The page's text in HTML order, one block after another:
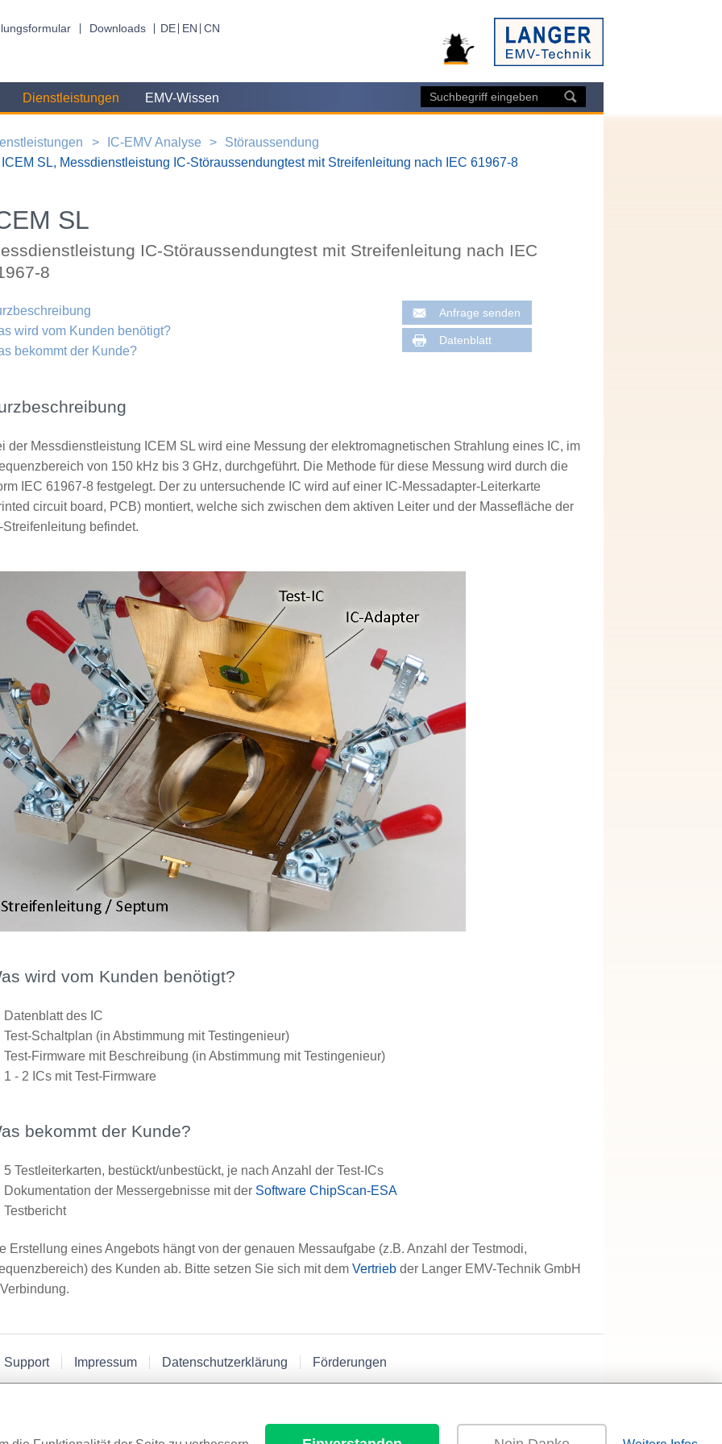
Downloads DE EN CN
Dienstleistungen EMV-Wissen
IC-EMV Analyse
Störaussendung
ICEM SL, Messdienstleistung IC-Störaussendungtest mit Streifenleitung nach IEC 61967-8
SL
IC-Störaussendungtest mit Streifenleitung nach IEC
8
wird vom Kunden benötigt?
bekommt der Kunde?
Anfrage senden
Datenblatt
der Messdienstleistung ICEM SL wird eine Messung der elektromagnetischen Strahlung eines IC, im
von 150 kHz bis 3 GHz, durchgeführt. Die Methode für diese Messung wird durch die
IEC 61967-8 festgelegt. Der zu untersuchende IC wird auf einer IC-Messadapter-Leiterkarte
circuit board, PCB) montiert, welche sich zwischen dem aktiven Leiter und der Massefläche der
Streifenleitung befindet.
wird vom Kunden benötigt?
Datenblatt des IC
Test-Schaltplan (in Abstimmung mit Testingenieur)
Test-Firmware mit Beschreibung (in Abstimmung mit Testingenieur)
1 - 2 ICs mit Test-Firmware
bekommt der Kunde?
5 Testleiterkarten, bestückt/unbestückt, je nach Anzahl der Test-ICs
Dokumentation der Messergebnisse mit der Software ChipScan-ESA
Testbericht
Erstellung eines Angebots hängt von der genauen Messaufgabe (z.B. Anzahl der Testmodi,
des Kunden ab. Bitte setzen Sie sich mit demVertrieb der Langer EMV-Technik GmbH
Support Impressum Datenschutzerklärung Förderungen